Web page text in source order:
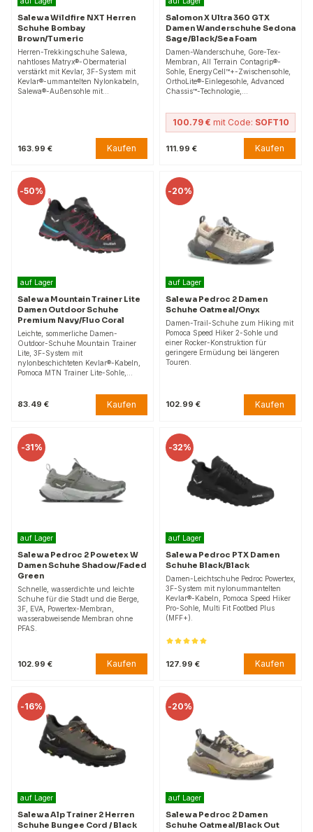
Salewa Wildfire NXT Herren
Schuhe Bombay
Brown/Tumeric
Herren-Trekkingschuhe Salewa,
nahtloses Matryx®-Obermaterial
verstärkt mit Kevlar, 3F-System mit
Kevlar®-ummantelten Nylonkabeln,
Salewa®-Außensohle mit…
163.99 € Kaufen
Salomon X Ultra 360 GTX
Damen Wanderschuhe Sedona
Sage/Black/Sea Foam
Damen-Wanderschuhe, Gore-Tex-
Membran, All Terrain Contagrip®-
Sohle, EnergyCell™+-Zwischensohle,
OrthoLite®-Einlegesohle, Advanced
Chassis™-Technologie,…
100.79 € mit Code: SOFT10
111.99 € Kaufen
-50%
auf Lager
Salewa Mountain Trainer Lite
Damen Outdoor Schuhe
Premium Navy/Fluo Coral
Leichte, sommerliche Damen-
Outdoor-Schuhe Mountain Trainer
Lite, 3F-System mit
nylonbeschichteten Kevlar®-Kabeln,
Pomoca MTN Trainer Lite-Sohle,…
83.49 € Kaufen
-20%
auf Lager
Salewa Pedroc 2 Damen
Schuhe Oatmeal/Onyx
Damen-Trail-Schuhe zum Hiking mit
Pomoca Speed Hiker 2-Sohle und
einer Rocker-Konstruktion für
geringere Ermüdung bei längeren
Touren.
102.99 € Kaufen
-31%
auf Lager
Salewa Pedroc 2 Powetex W
Damen Schuhe Shadow/Faded
Green
Schnelle, wasserdichte und leichte
Schuhe für die Stadt und die Berge,
3F, EVA, Powertex-Membran,
wasserabweisende Membran ohne
PFAS.
102.99 € Kaufen
-32%
auf Lager
Salewa Pedroc PTX Damen
Schuhe Black/Black
Damen-Leichtschuhe Pedroc Powertex,
3F-System mit nylonummantelten
Kevlar®-Kabeln, Pomoca Speed Hiker
Pro-Sohle, Multi Fit Footbed Plus
(MFF+).
127.99 € Kaufen
-16%
auf Lager
Salewa Alp Trainer 2 Herren
Schuhe Bungee Cord / Black
-20%
auf Lager
Salewa Pedroc 2 Damen
Schuhe Oatmeal/Black Out